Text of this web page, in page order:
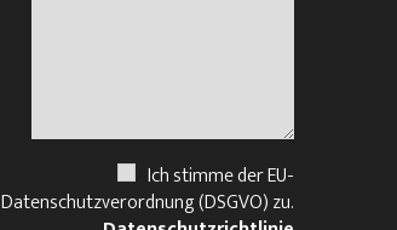
Ich stimme der EU-
Datenschutzverordnung (DSGVO) zu.